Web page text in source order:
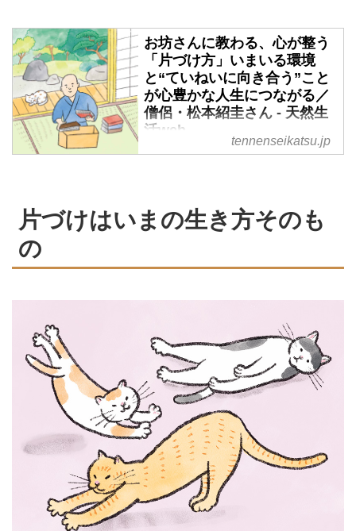
お坊さんに教わる、心が整う
「片づけ方」いまいる環境
と“ていねいに向き合う”こと
が心豊かな人生につながる／
僧侶・松本紹圭さん - 天然生
活web
暮らしを片づけることは、心の片
方」にどう向き合うべきかを、光
明寺の僧侶・松本紹圭さんに教え
2025年7月号掲載）
tennenseikatsu.jp
片づけはいまの生き方そのも
の